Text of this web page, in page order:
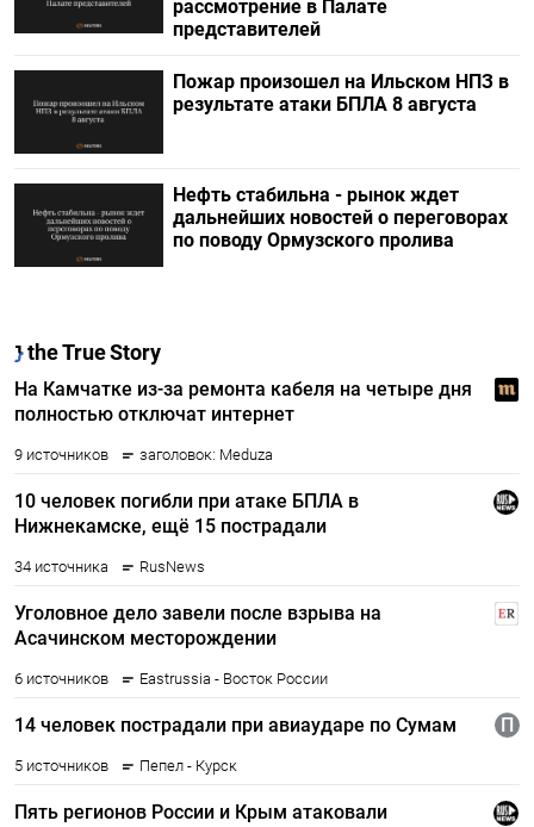
рассмотрение в Палате
представителей
Пожар произошел на Ильском НПЗ в
результате атаки БПЛА 8 августа
Нефть стабильна - рынок ждет
дальнейших новостей о переговорах
по поводу Ормузского пролива